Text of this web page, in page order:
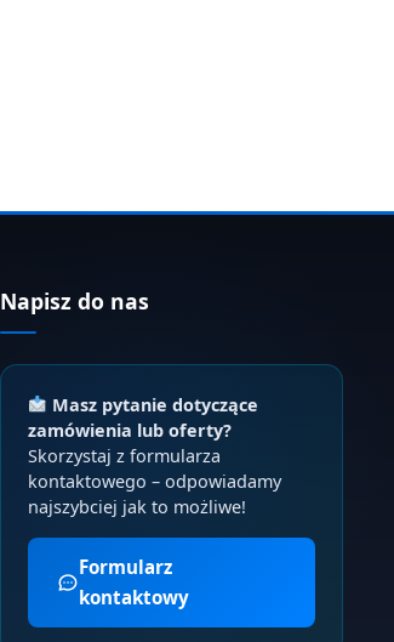
Napisz do nas
Masz pytanie dotyczące
zamówienia lub oferty?
Skorzystaj z formularza
kontaktowego – odpowiadamy
najszybciej jak to możliwe!
Formularz
kontaktowy